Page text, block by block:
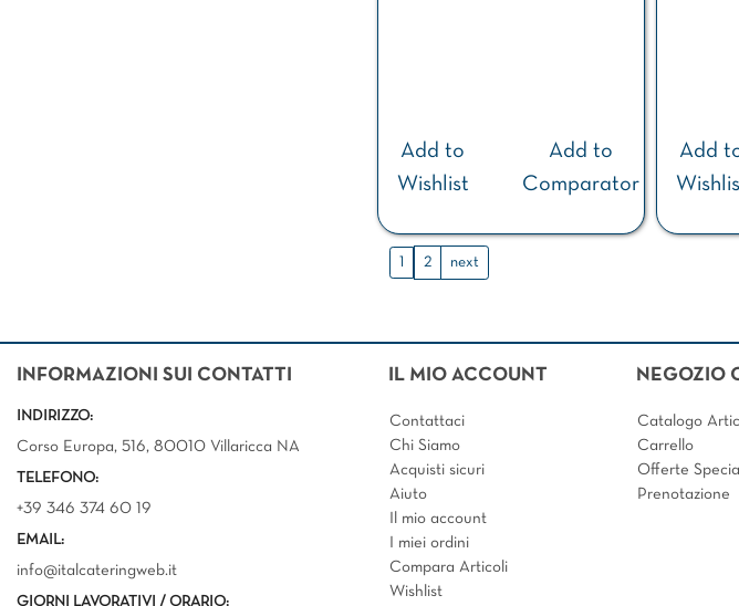
Add to
Wishlist
Add to
Comparator
Add
1 2 next
INFORMAZIONI SUI CONTATTI
INDIRIZZO:
Corso Europa, 516, 80010 Villaricca NA
TELEFONO:
+39 346 374 60 19
EMAIL:
info@italcateringweb.it
GIORNI LAVORATIVI / ORARIO:
IL MIO ACCOUNT
Contattaci
Chi Siamo
Acquisti sicuri
Aiuto
Il mio account
I miei ordini
Compara Articoli
Wishlist
NEGOZIO
Catalogo
Carrello
Offerte
Prenotazione